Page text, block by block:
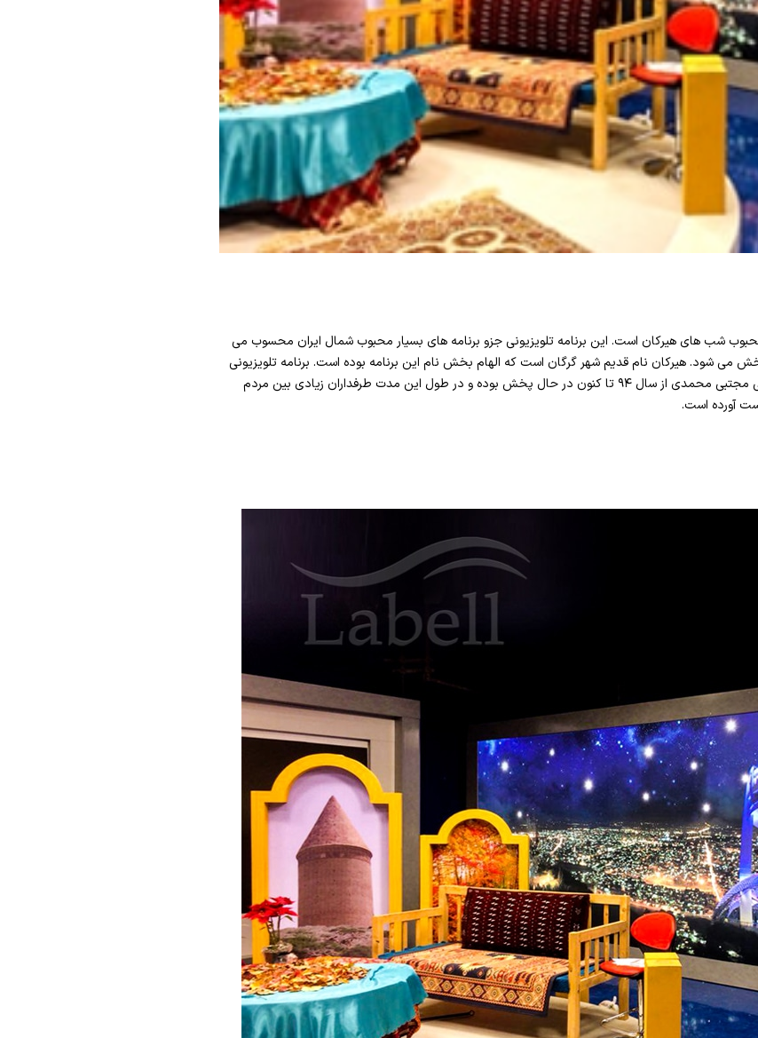
شب های هیرکان است. این برنامه تلویزیونی جزو برنامه های بسیار محبوب شمال ایران محسوب می
می شود. هیرکان نام قدیم شهر گرگان است که الهام بخش نام این برنامه بوده است. برنامه تلویزیونی
شب های هیرکان به تهیه کنندگی و کارگردانی مجتبی محمدی از سال ۹۴ تا کنون در حال پخش بوده و در طول این مدت طرفداران زیادی بین مردم
آورده است.